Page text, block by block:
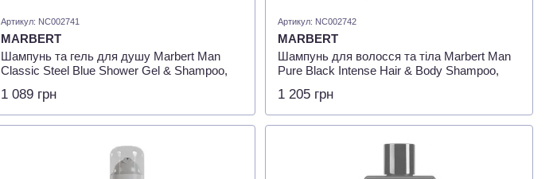
Артикул: NC002741
MARBERT
Шампунь та гель для душу Marbert Man
Classic Steel Blue Shower Gel & Shampoo,
1 089 грн
Артикул: NC002742
MARBERT
Шампунь для волосся та тіла Marbert Man
Pure Black Intense Hair & Body Shampoo,
1 205 грн